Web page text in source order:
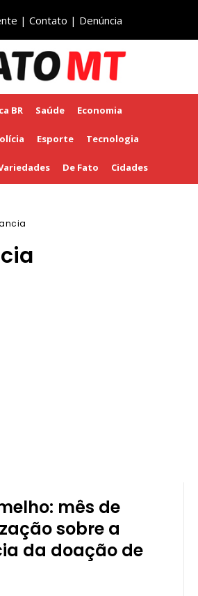
| Contato | Denúncia
BR Saúde Economia
Esporte Tecnologia
De Fato Cidades
mês de
sobre a
da doação de